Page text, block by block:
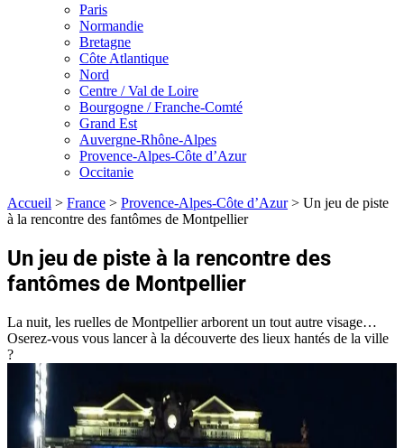
Paris
Normandie
Bretagne
Côte Atlantique
Nord
Centre / Val de Loire
Bourgogne / Franche-Comté
Grand Est
Auvergne-Rhône-Alpes
Provence-Alpes-Côte d’Azur
Occitanie
Accueil > France > Provence-Alpes-Côte d’Azur> Un jeu de piste
à la rencontre des fantômes de Montpellier
Un jeu de piste à la rencontre des
fantômes de Montpellier
La nuit, les ruelles de Montpellier arborent un tout autre visage…
Oserez-vous vous lancer à la découverte des lieux hantés de la ville
?